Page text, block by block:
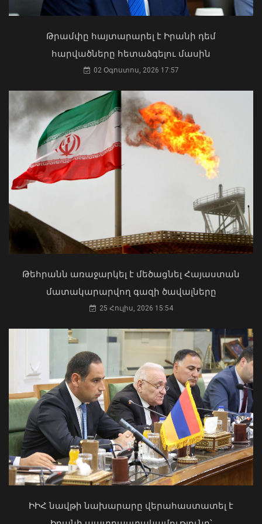
Հանցավոր խումբը 9 դրվագ
գործողությամբ զինվորական
հաշմանդամություն ունեցող
անձանցից հափշտակել է 13.8 մլն
դրամ
07 Օգոստոս, 2026 10:10
Ղրղզստանում մեկնարկել է ԵԱՏՄ
երկրների վարչապետների
ընդլայնված կազմով նիստը
07 Օգոստոս, 2026 10:08
Աղաջանյանը` ընդդիմությանը
Մկրտության արարողությունից հետո
Արտաշատում 14 մարդ թունավորման
ախտանիշներով դիմել է ԲԿ. ՀՎԿԱԿ
02 Օգոստոս, 2026 15:06
«Ուժեղ Հայաստան»-ը դեմ է
քվեարկելու ԱԺ նախագահի
պաշտոնում Ռուբեն Ռուբինյանի
03 Օգոստոս, 2026 13:13
Թրամփը հայտարարել է Իրանի դեմ
հարվածները հետաձգելու մասին
02 Օգոստոս, 2026 17:57
Թեհրանն առաջարկել է մեծացնել Հայաստան
մատակարարվող գազի ծավալները
25 Հուլիս, 2026 15:54
ԻԻՀ նավթի նախարարը վերահաստատել է